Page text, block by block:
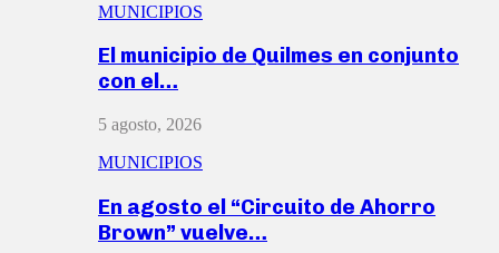
MUNICIPIOS
El municipio de Quilmes en conjunto
con el…
5 agosto, 2026
MUNICIPIOS
En agosto el “Circuito de Ahorro
Brown” vuelve…